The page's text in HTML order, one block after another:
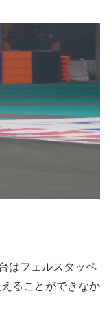
はフェルスタッペ
ることができなか